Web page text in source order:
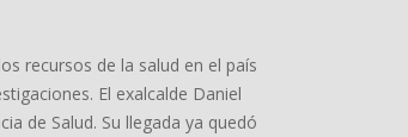
recursos de la salud en el país
El exalcalde Daniel
de Salud. Su llegada ya quedó